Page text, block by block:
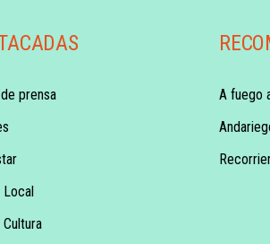
prensa
Local
A fuego